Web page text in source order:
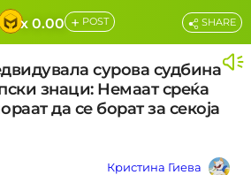
x 0.00 + POST
сурова судбина
знаци: Немаат среќа
да се борат за секоја
Кристина Гиева
SHARE